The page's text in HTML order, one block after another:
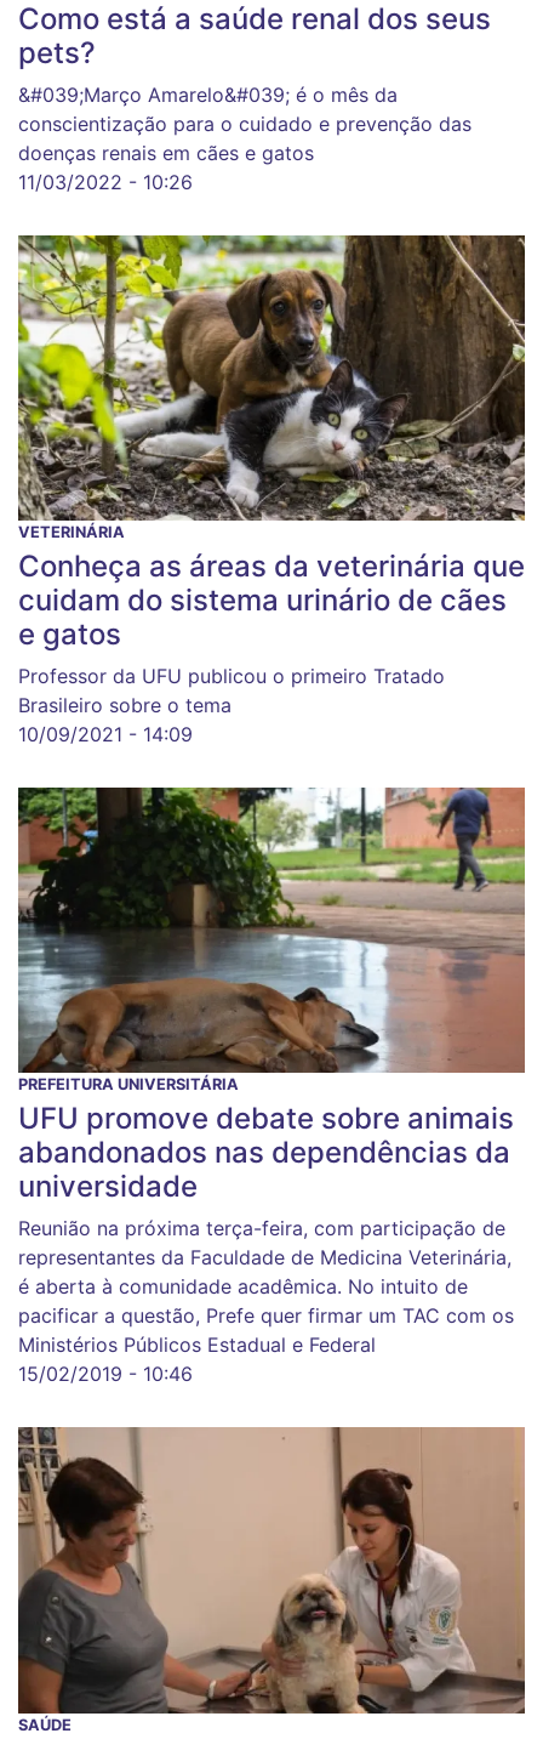
Como está a saúde renal dos seus
pets?
&#039;Março Amarelo&#039; é o mês da
conscientização para o cuidado e prevenção das
doenças renais em cães e gatos
11/03/2022 - 10:26
VETERINÁRIA
Conheça as áreas da veterinária que
cuidam do sistema urinário de cães
e gatos
Professor da UFU publicou o primeiro Tratado
Brasileiro sobre o tema
10/09/2021 - 14:09
PREFEITURA UNIVERSITÁRIA
UFU promove debate sobre animais
abandonados nas dependências da
universidade
Reunião na próxima terça-feira, com participação de
representantes da Faculdade de Medicina Veterinária,
é aberta à comunidade acadêmica. No intuito de
pacificar a questão, Prefe quer firmar um TAC com os
Ministérios Públicos Estadual e Federal
15/02/2019 - 10:46
SAÚDE